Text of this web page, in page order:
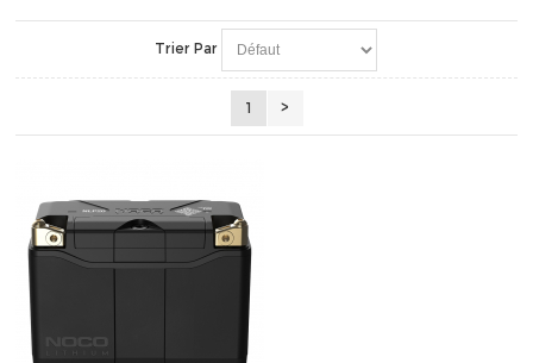
Trier Par
1 >